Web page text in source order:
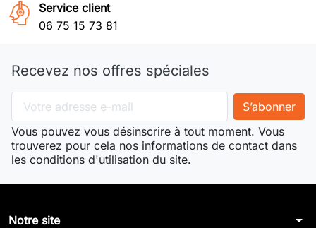
Service client
06 75 15 73 81
Recevez nos offres spéciales
Vous pouvez vous désinscrire à tout moment. Vous
trouverez pour cela nos informations de contact dans
les conditions d'utilisation du site.
Notre site arrow_drop_down